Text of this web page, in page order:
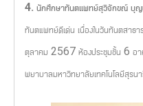
4. นักศึกษาทันตแพทย์สุวิจักขณ์ บุญ
ทันตแพทย์ดีเด่น เนื่องในวันทันตสา
ตุลาคม 2567 ห้องประชุมชั้น 6 อาค
พยาบาลมหาวิทยาลัยเทคโนโลยีสุรน